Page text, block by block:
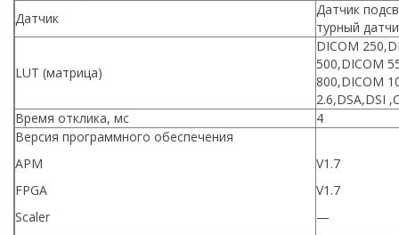
Датчик
Датчик
турный
LUT (матрица)
DICOM
500,DICOM
800,DICOM
2.6,DSA,DSI
Время отклика, мс
4
Версия программного обеспечения
АРМ
FPGA
Scaler
V1.7
V1.7
—